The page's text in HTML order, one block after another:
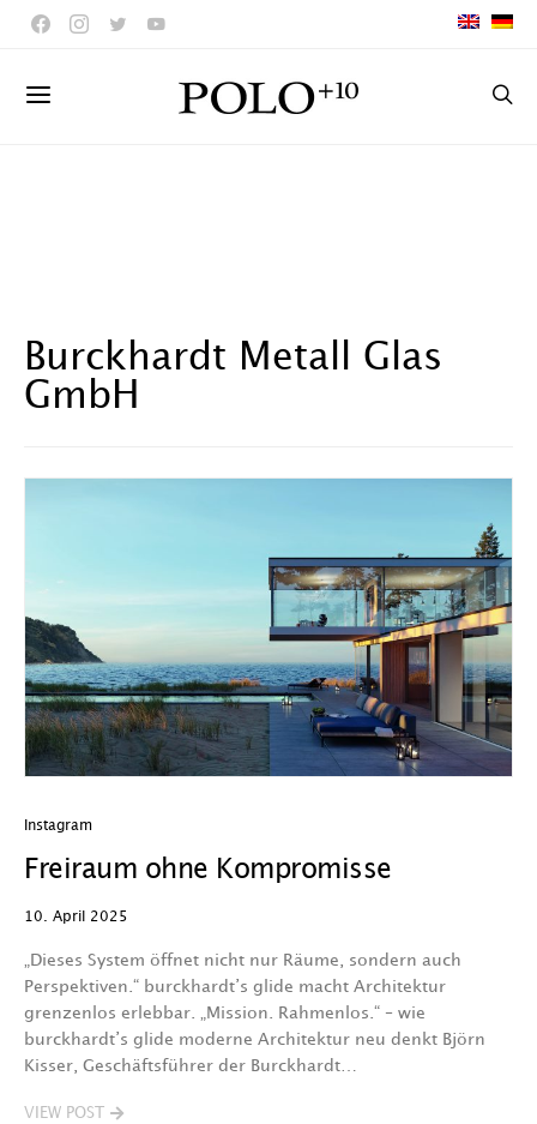
Burckhardt Metall Glas
GmbH
Instagram
Freiraum ohne Kompromisse
10. April 2025
„Dieses System öffnet nicht nur Räume, sondern auch
Perspektiven.“ burckhardt’s glide macht Architektur
grenzenlos erlebbar. „Mission. Rahmenlos.“ – wie
burckhardt’s glide moderne Architektur neu denkt Björn
Kisser, Geschäftsführer der Burckhardt…
VIEW POST